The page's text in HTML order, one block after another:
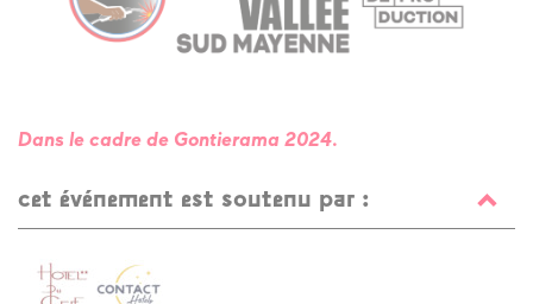
Dans le cadre de Gontierama 2024.
cet événement est soutenu par :